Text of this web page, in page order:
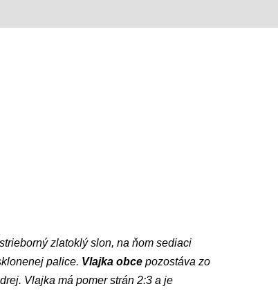
zlatoklý slon, na ňom sediaci
palice. Vlajka obce pozostáva zo
Vlajka má pomer strán 2:3 a je